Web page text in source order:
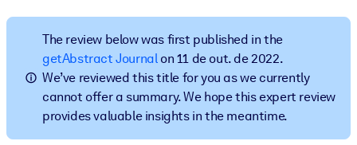
POR SISTEMA
Para LMS/LXP
Leve conhecimento verificado e conciso para seu LMS/LXP para
resultados de aprendizagem mais sólidos.
The review below was first published in the
getAbstract Journalon 11 de out. de 2022.
We’ve reviewed this title for you as we currently
cannot offer a summary. We hope this expert review
provides valuable insights in the meantime.